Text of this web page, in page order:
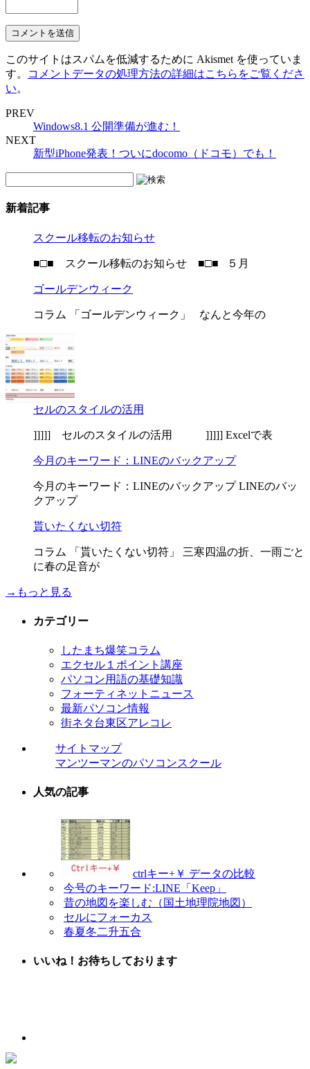
このサイトはスパムを低減するために Akismet を使っていま
す。
コメントデータの処理方法の詳細はこちらをご覧くださ
い。
PREV
Windows8.1 公開準備が進む！
NEXT
新型iPhone発表！ついにdocomo（ドコモ）でも！
新着記事
スクール移転のお知らせ
■□■ スクール移転のお知らせ ■□■ ５月
ゴールデンウィーク
コラム 「ゴールデンウィーク」 なんと今年の
セルのスタイルの活用
]]]]] セルのスタイルの活用 ]]]]] Excelで表
今月のキーワード：LINEのバックアップ
今月のキーワード：LINEのバックアップ LINEのバッ
クアップ
貰いたくない切符
コラム 「貰いたくない切符」 三寒四温の折、一雨ごと
に春の足音が
→もっと見る
カテゴリー
したまち爆笑コラム
エクセル１ポイント講座
パソコン用語の基礎知識
フォーティネットニュース
最新パソコン情報
街ネタ台東区アレコレ
サイトマップ
マンツーマンのパソコンスクール
人気の記事
ctrlキー+￥ データの比較
今号のキーワード:LINE「Keep」
昔の地図を楽しむ（国土地理院地図）
セルにフォーカス
春夏冬二升五合
いいね！お待ちしております